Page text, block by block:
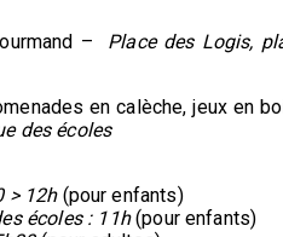
–
Place des Logis,
en calèche, jeux en
des écoles
> 12h(pour enfants)
écoles : 11h(pour enfants)